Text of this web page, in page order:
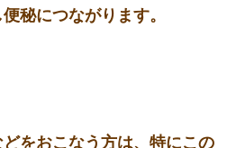
秘につながります。
をおこなう方は、特にこの